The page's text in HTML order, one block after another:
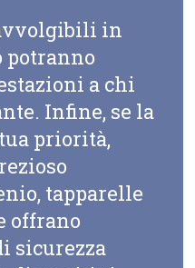
in
potranno
a chi
Infine, se la
priorità,
tapparelle
offrano
sicurezza